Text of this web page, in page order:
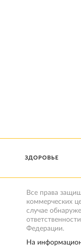
ЗДОРОВЬЕ
Все права
коммерческих
случае
Федерации.
На